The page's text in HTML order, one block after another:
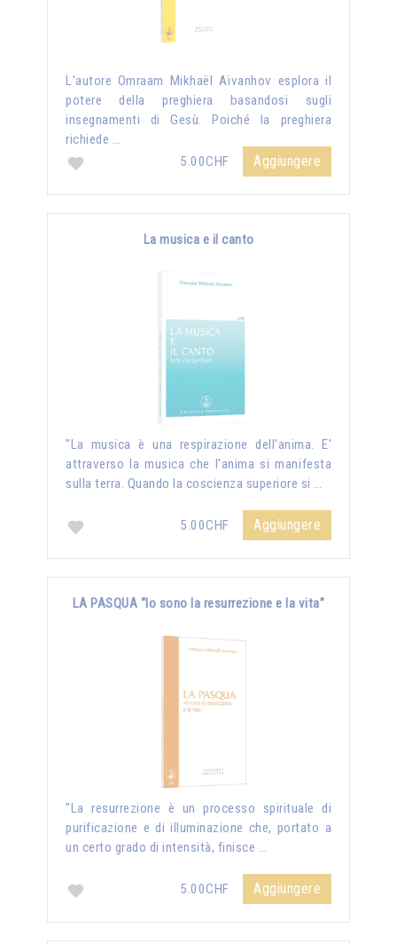
L'autore Omraam Mikhaël Aïvanhov esplora il
potere della preghiera basandosi sugli
insegnamenti di Gesù. Poiché la preghiera
richiede …
5.00CHF
Aggiungere
La musica e il canto
"La musica è una respirazione dell'anima. E'
attraverso la musica che l'anima si manifesta
sulla terra. Quando la coscienza superiore si …
5.00CHF Aggiungere
LA PASQUA “Io sono la resurrezione e la vita”
"La resurrezione è un processo spirituale di
purificazione e di illuminazione che, portato a
un certo grado di intensità, finisce …
5.00CHF Aggiungere